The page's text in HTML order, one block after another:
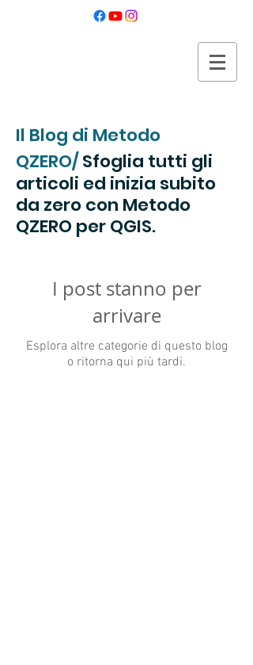
Il Blog di Metodo
QZERO/Sfoglia tutti gli
articoli ed inizia subito
da zero con Metodo
QZERO per QGIS.
I post stanno per
arrivare
Esplora altre categorie di questo blog
o ritorna qui più tardi.